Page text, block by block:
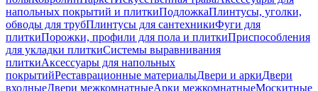
напольных покрытий и плиткиПодложкаПлинтусы, уголки,
обводы для трубПлинтусы для сантехникиФуги для
плиткиПорожки, профили для пола и плиткиПриспособления
для укладки плиткиСистемы выравнивания
плиткиАксессуары для напольных
покрытийРеставрационные материалыДвери и аркиДвери
входныеДвери межкомнатныеАрки межкомнатныеМоскитные